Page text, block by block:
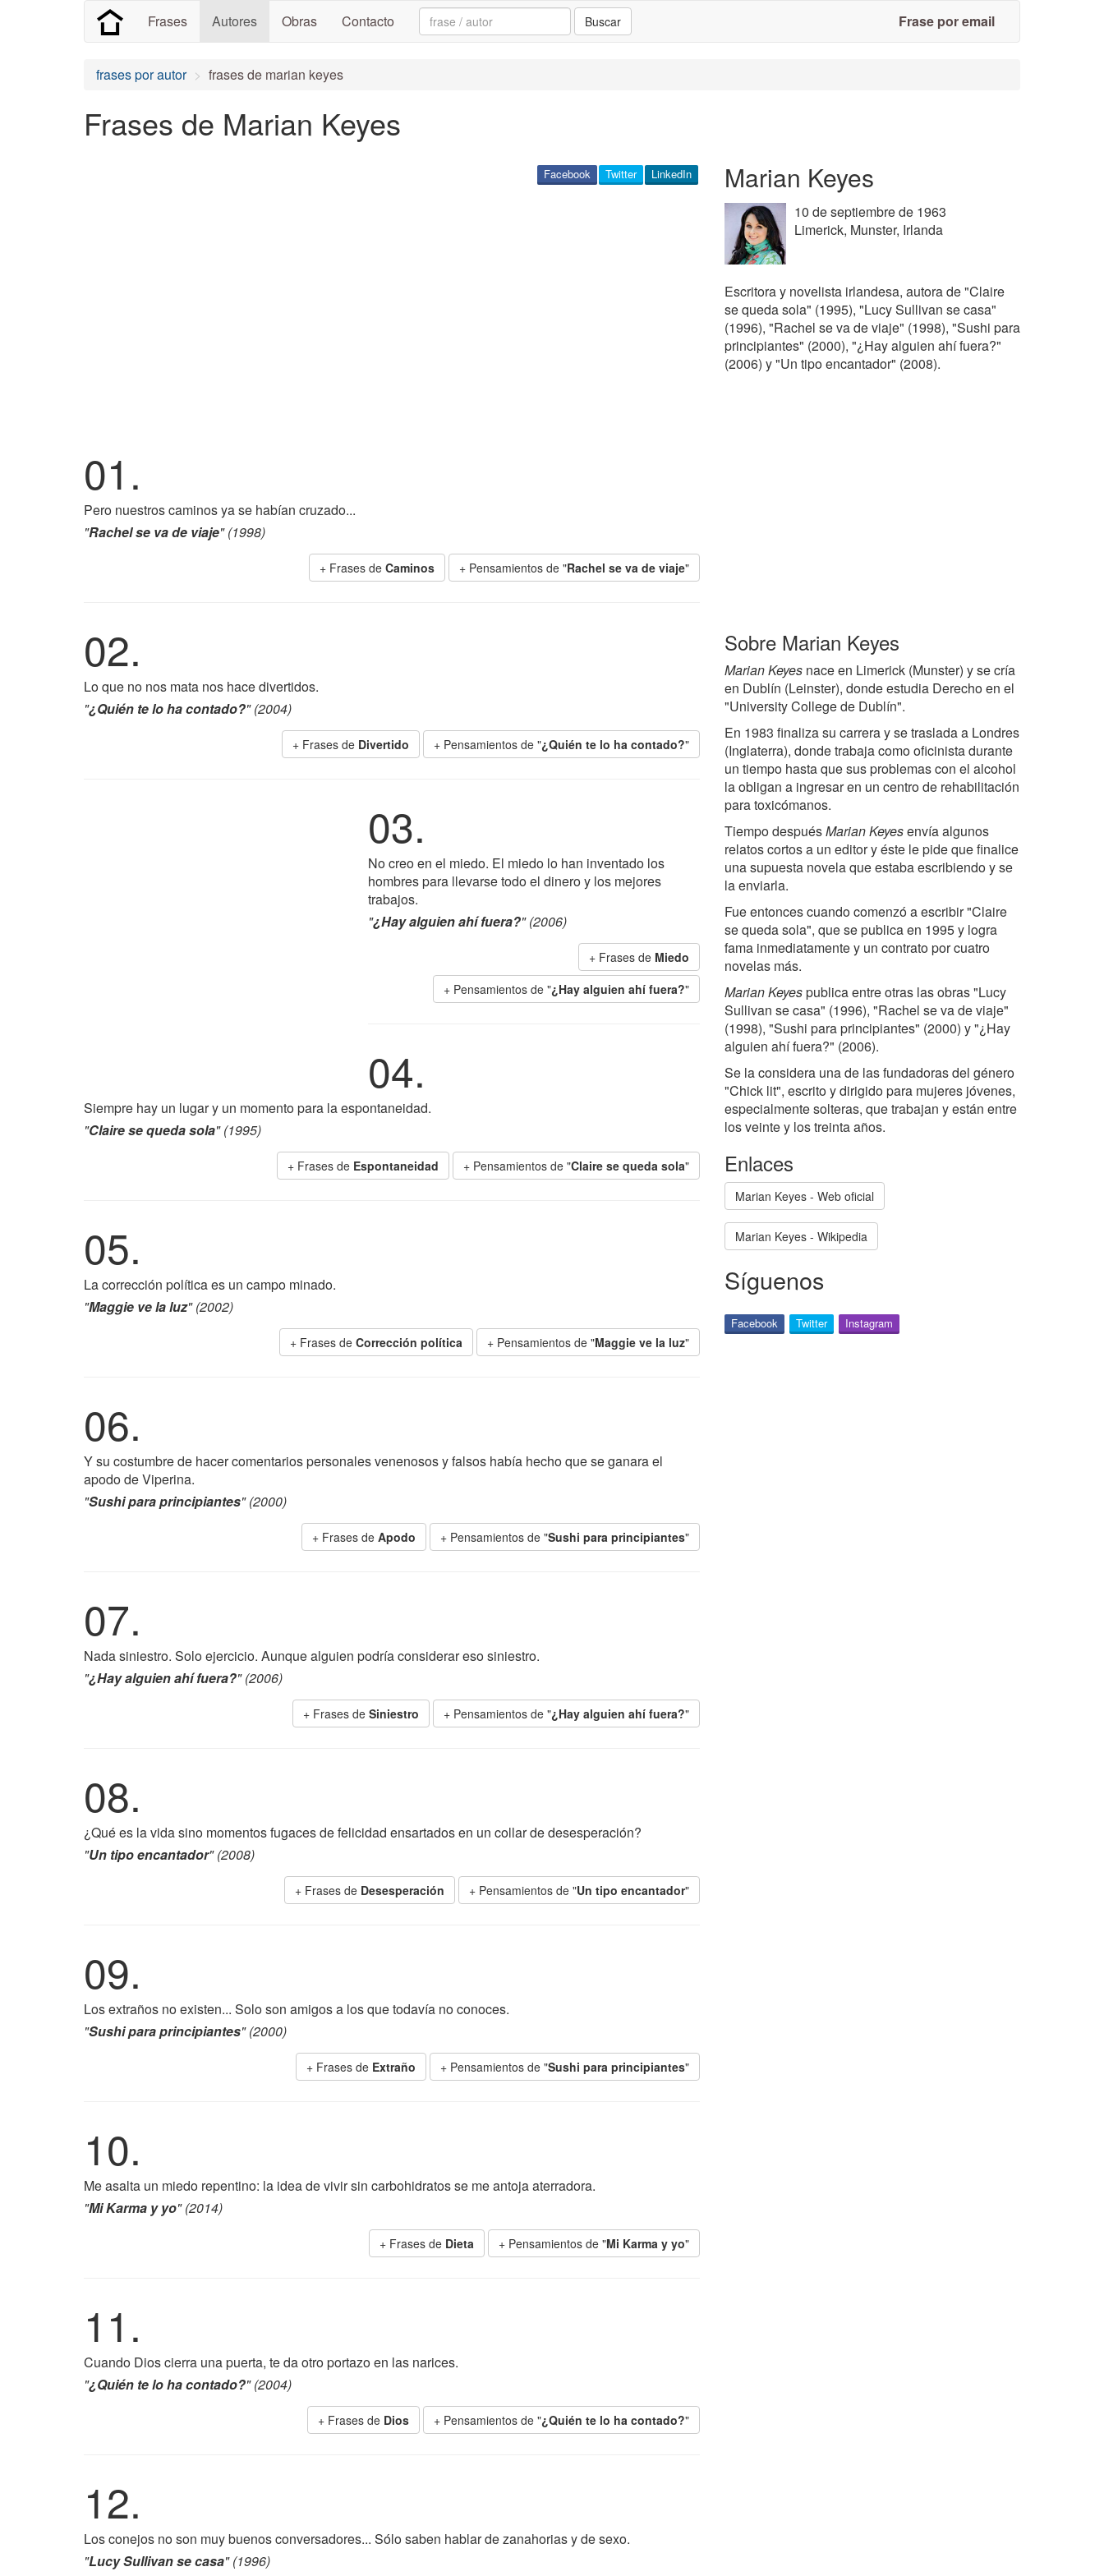
Frases Autores Obras Contacto Search: Buscar Frase por email
frases por autor frases de marian keyes
Frases de Marian Keyes
LinkedIn
Twitter
Facebook
01.
Pero nuestros caminos ya se habían cruzado...
"Rachel se va de viaje" (1998)
+ Frases de Caminos + Pensamientos de "Rachel se va de viaje"
02.
Lo que no nos mata nos hace divertidos.
"¿Quién te lo ha contado?" (2004)
+ Frases de Divertido + Pensamientos de "¿Quién te lo ha contado?"
03.
No creo en el miedo. El miedo lo han inventado los
hombres para llevarse todo el dinero y los mejores
trabajos.
"¿Hay alguien ahí fuera?" (2006)
+ Frases de Miedo
+ Pensamientos de "¿Hay alguien ahí fuera?"
04.
Siempre hay un lugar y un momento para la espontaneidad.
"Claire se queda sola" (1995)
+ Frases de Espontaneidad + Pensamientos de "Claire se queda sola"
05.
La corrección política es un campo minado.
"Maggie ve la luz" (2002)
+ Frases de Corrección política + Pensamientos de "Maggie ve la luz"
06.
Y su costumbre de hacer comentarios personales venenosos y falsos había hecho que se ganara el
apodo de Viperina.
"Sushi para principiantes" (2000)
+ Frases de Apodo + Pensamientos de "Sushi para principiantes"
07.
Nada siniestro. Solo ejercicio. Aunque alguien podría considerar eso siniestro.
"¿Hay alguien ahí fuera?" (2006)
+ Frases de Siniestro + Pensamientos de "¿Hay alguien ahí fuera?"
08.
¿Qué es la vida sino momentos fugaces de felicidad ensartados en un collar de desesperación?
"Un tipo encantador" (2008)
+ Frases de Desesperación + Pensamientos de "Un tipo encantador"
09.
Los extraños no existen... Solo son amigos a los que todavía no conoces.
"Sushi para principiantes" (2000)
+ Frases de Extraño + Pensamientos de "Sushi para principiantes"
10.
Me asalta un miedo repentino: la idea de vivir sin carbohidratos se me antoja aterradora.
"Mi Karma y yo" (2014)
+ Frases de Dieta + Pensamientos de "Mi Karma y yo"
11.
Cuando Dios cierra una puerta, te da otro portazo en las narices.
"¿Quién te lo ha contado?" (2004)
+ Frases de Dios + Pensamientos de "¿Quién te lo ha contado?"
12.
Los conejos no son muy buenos conversadores... Sólo saben hablar de zanahorias y de sexo.
"Lucy Sullivan se casa" (1996)
Marian Keyes
10 de septiembre de 1963
Limerick, Munster, Irlanda
Escritora y novelista irlandesa, autora de "Claire
se queda sola" (1995), "Lucy Sullivan se casa"
(1996), "Rachel se va de viaje" (1998), "Sushi para
principiantes" (2000), "¿Hay alguien ahí fuera?"
(2006) y "Un tipo encantador" (2008).
Sobre Marian Keyes
Marian Keyes nace en Limerick (Munster) y se cría
en Dublín (Leinster), donde estudia Derecho en el
"University College de Dublín".
En 1983 finaliza su carrera y se traslada a Londres
(Inglaterra), donde trabaja como oficinista durante
un tiempo hasta que sus problemas con el alcohol
la obligan a ingresar en un centro de rehabilitación
para toxicómanos.
Tiempo despuésMarian Keyesenvía algunos
relatos cortos a un editor y éste le pide que finalice
una supuesta novela que estaba escribiendo y se
la enviarla.
Fue entonces cuando comenzó a escribir "Claire
se queda sola", que se publica en 1995 y logra
fama inmediatamente y un contrato por cuatro
novelas más.
Marian Keyespublica entre otras las obras "Lucy
Sullivan se casa" (1996), "Rachel se va de viaje"
(1998), "Sushi para principiantes" (2000) y "¿Hay
alguien ahí fuera?" (2006).
Se la considera una de las fundadoras del género
"Chick lit", escrito y dirigido para mujeres jóvenes,
especialmente solteras, que trabajan y están entre
los veinte y los treinta años.
Enlaces
Marian Keyes - Web oficial
Marian Keyes - Wikipedia
Síguenos
Facebook Twitter Instagram